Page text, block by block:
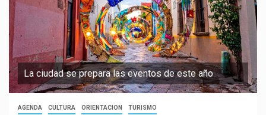
La ciudad se prepara las eventos de este año
AGENDA CULTURA ORIENTACION TURISMO